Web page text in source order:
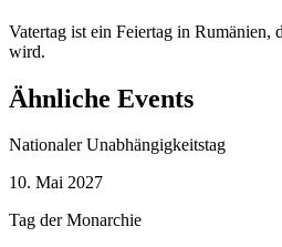
Vatertag ist ein Feiertag in Rumänien,
wird.
Ähnliche Events
Nationaler Unabhängigkeitstag
10. Mai 2027
Tag der Monarchie